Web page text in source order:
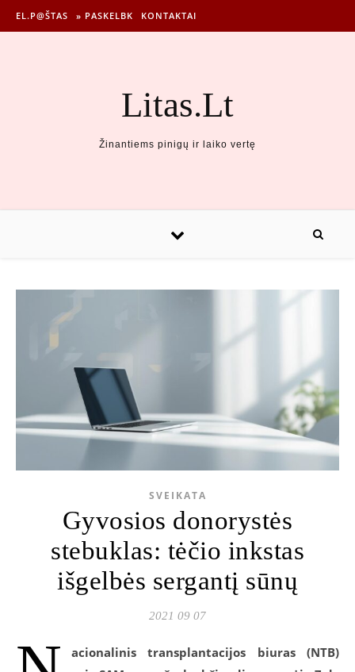
EL.P@ŠTAS » PASKELBK KONTAKTAI
Litas.Lt
Žinantiems pinigų ir laiko vertę
SVEIKATA
Gyvosios donorystės
stebuklas: tėčio inkstas
išgelbės sergantį sūnų
2021 09 07
acionalinis transplantacijos biuras (NTB)